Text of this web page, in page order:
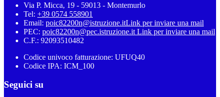
Via P. Micca, 19 - 59013 - Montemurlo
Tel: +39 0574 558901
Email: poic82200n@istruzione.itLink per inviare una mail
PEC: poic82200n@pec.istruzione.it Link per inviare una mail
C.F.: 92093510482
Codice univoco fatturazione: UFUQ40
Codice IPA: ICM_100
Seguici su